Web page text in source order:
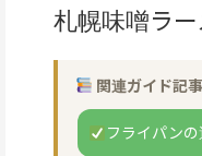
札幌味噌ラ
関連ガイド記事
フライパン